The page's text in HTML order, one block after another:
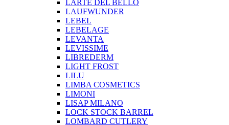
LARTE DEL BELLO
LAUFWUNDER
LEBEL
LEBELAGE
LEVANTA
LEVISSIME
LIBREDERM
LIGHT FROST
LILU
LIMBA COSMETICS
LIMONI
LISAP MILANO
LOCK STOCK BARREL
LOMBARD CUTLERY